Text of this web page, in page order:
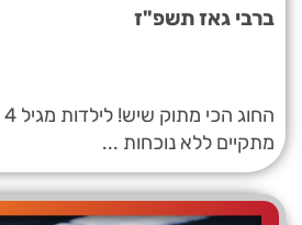
ברבי גאז תשפ"ז
מתקיים ללא נוכחות ...